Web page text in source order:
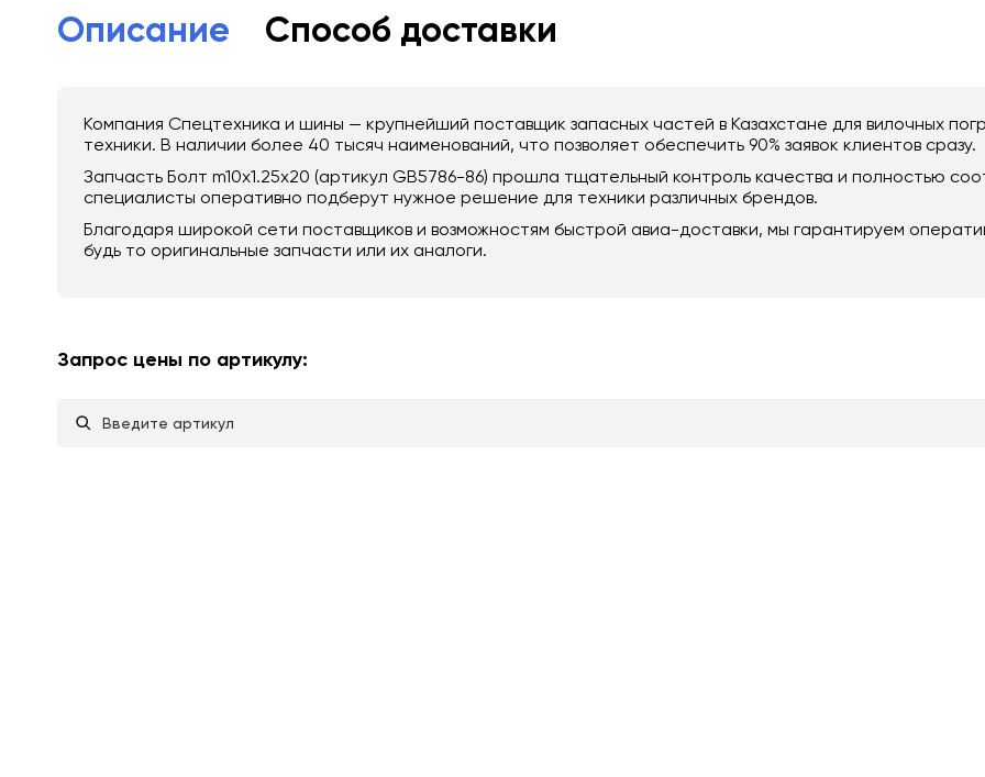
Описание Способ доставки
Компания Спецтехника и шины — крупнейший поставщик запасных частей в Казахстане для вилочных
техники. В наличии более 40 тысяч наименований, что позволяет обеспечить 90% заявок клиентов сразу.
Запчасть Болт m10x1.25x20 (артикул GB5786-86) прошла тщательный контроль качества и полностью
специалисты оперативно подберут нужное решение для техники различных брендов.
Благодаря широкой сети поставщиков и возможностям быстрой авиа-доставки, мы гарантируем
будь то оригинальные запчасти или их аналоги.
Запрос цены по артикулу: